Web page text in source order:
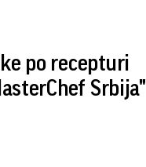
po recepturi
Srbija"